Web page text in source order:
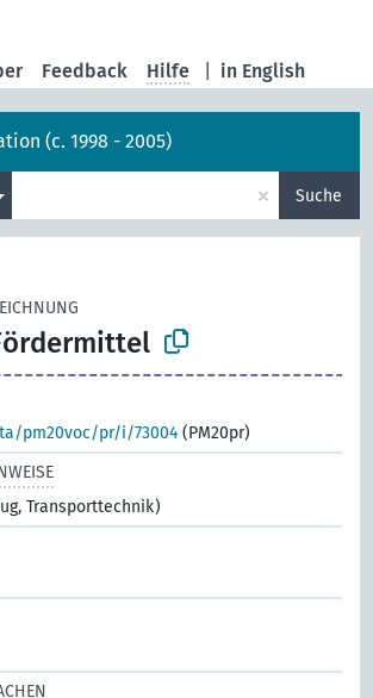
in English
Feedback Hilfe
(c. 1998 - 2005)
× Suche
pm20voc/pr/i/73004 (PM20pr)
Transporttechnik)